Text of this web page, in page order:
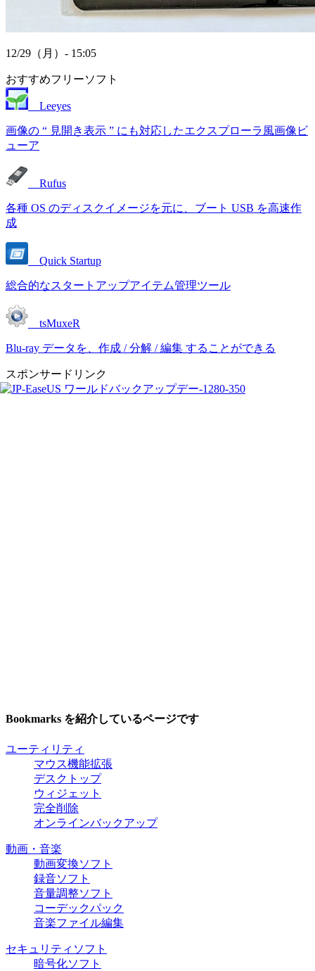
12/29（月）- 15:05
おすすめフリーソフト
Leeyes
画像の “ 見開き表示 ” にも対応したエクスプローラ風画像ビ
ューア
Rufus
各種 OS のディスクイメージを元に、ブート USB を高速作
成
Quick Startup
総合的なスタートアップアイテム管理ツール
tsMuxeR
Blu-ray データを、作成 / 分解 / 編集 することができる
スポンサードリンク
Bookmarks を紹介しているページです
ユーティリティ
マウス機能拡張
デスクトップ
ウィジェット
完全削除
オンラインバックアップ
動画・音楽
動画変換ソフト
録音ソフト
音量調整ソフト
コーデックパック
音楽ファイル編集
セキュリティソフト
暗号化ソフト